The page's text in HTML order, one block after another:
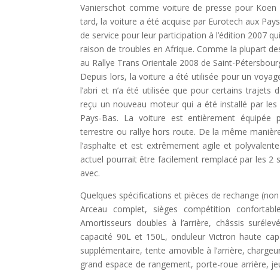
Vanierschot comme voiture de presse pour
tard, la voiture a été acquise par Eurotech aux
de service pour leur participation à l’édition 2007
raison de troubles en Afrique. Comme la plupart
au Rallye Trans Orientale 2008 de Saint-
Depuis lors, la voiture a été utilisée pour un
l’abri et n’a été utilisée que pour certains trajets
reçu un nouveau moteur qui a été installé par
Pays-Bas. La voiture est entièrement
terrestre ou rallye hors route. De la même
l’asphalte et est extrêmement agile et
actuel pourrait être facilement remplacé par les 2
avec.
Quelques spécifications et pièces de rechange
Arceau complet, sièges compétition
Amortisseurs doubles à l’arrière, châssis
capacité 90L et 150L, ​​onduleur Victron haute
supplémentaire, tente amovible à l’arrière,
grand espace de rangement, porte-roue arrière,